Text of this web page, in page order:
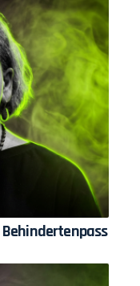
Behindertenpass